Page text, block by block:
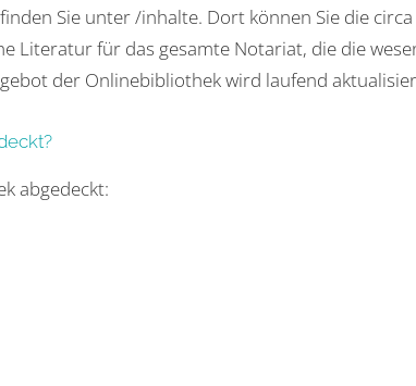
Sie unter /inhalte. Dort können Sie die
Literatur für das gesamte Notariat, die die
der Onlinebibliothek wird laufend
abgedeckt: